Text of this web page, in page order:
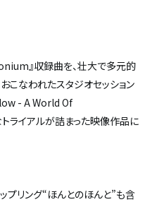
』収録曲を、壮大で多元的
こなわれたスタジオセッション
- A World Of
ライアルが詰まった映像作品に
プリング“ほんとのほんと”も含